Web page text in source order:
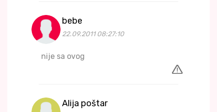
bebe
22.09.2011 08:27:10
nije sa ovog
Alija poštar